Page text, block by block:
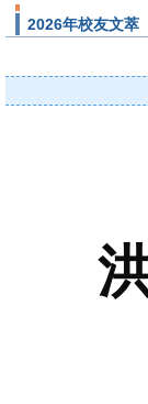
2026年校友文萃